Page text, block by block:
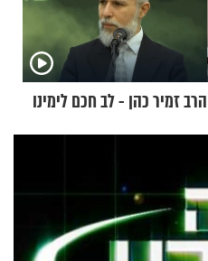
הרב זמיר כהן - לב חכם לימינו